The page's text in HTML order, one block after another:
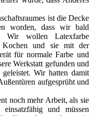
ist die Decke
worden, dass wir bald
Wir wollen Latexfarbe
Kochen und sie mit der
für normale Farbe und
Werkstatt gefunden und
Wir hatten damit
aufgesprüht und
noch mehr Arbeit, als sie
und müssen